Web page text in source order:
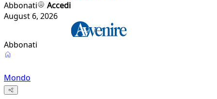
Abbonati
Accedi
August 6, 2026
Abbonati
Mondo